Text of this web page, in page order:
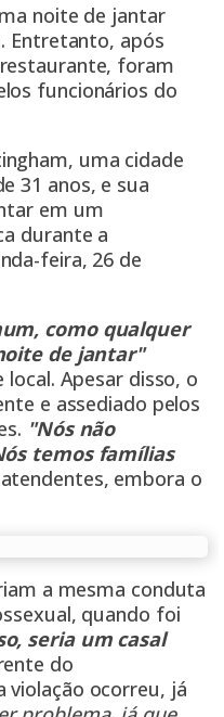
noite de jantar
Entretanto, após
foram
funcionários do
uma cidade
31 anos, e sua
em um
durante a
feira, 26 de
como qualquer
de jantar"
Apesar disso, o
e assediado pelos
"Nós não
temos famílias
embora o
a mesma conduta
quando foi
seria um casal
do
violação ocorreu, já